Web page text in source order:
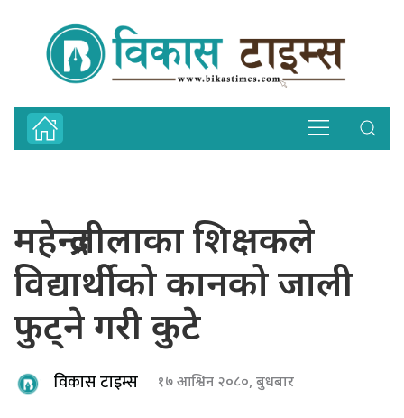
महेन्द्रलीलाका शिक्षकले
विद्यार्थीको कानको जाली
फुट्ने गरी कुटे
विकास टाइम्स १७ आश्विन २०८०, बुधबार